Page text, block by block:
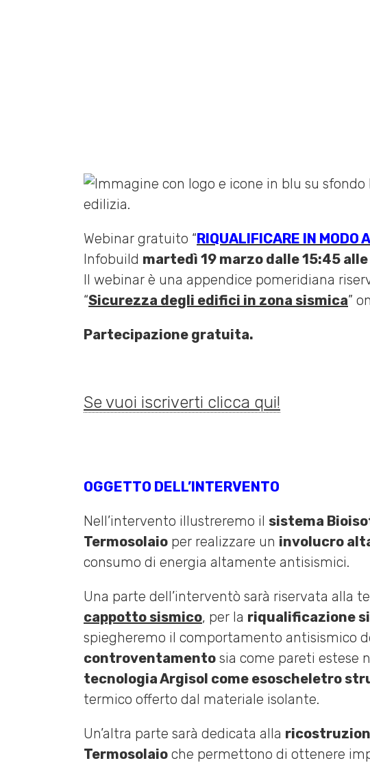
Webinar gratuito “RIQUALIFICARE IN MODO
Infobuild martedì 19 marzo dalle 15:45
Il webinar è una appendice pomeridiana
“Sicurezza degli edifici in zona sismica”
Partecipazione gratuita.
Se vuoi iscriverti clicca qui!
OGGETTO DELL’INTERVENTO
Nell’intervento illustreremo il sistema
Termosolaio per realizzare un involucro
consumo di energia altamente antisismici.
Una parte dell’interventò sarà riservata alla
cappotto sismico, per la riqualificazione
spiegheremo il comportamento antisismico
controventamento sia come pareti estese
tecnologia Argisol come esoscheletro
termico offerto dal materiale isolante.
Un’altra parte sarà dedicata alla
Termosolaio che permettono di ottenere